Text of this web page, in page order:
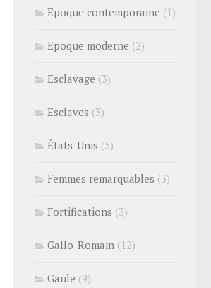
Epoque contemporaine (1)
Epoque moderne (2)
Esclavage (3)
Esclaves (3)
États-Unis (5)
Femmes remarquables (3)
Fortifications (3)
Gallo-Romain (12)
Gaule (9)